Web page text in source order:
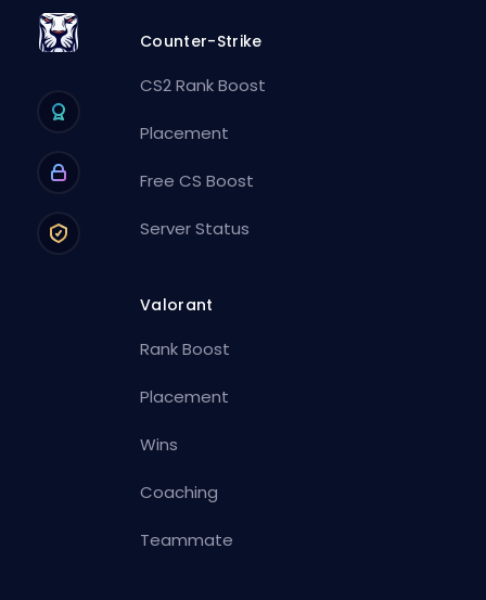
Counter-Strike
CS2 Rank Boost
Placement
Free CS Boost
Server Status
Valorant
Rank Boost
Placement
Wins
Coaching
Teammate